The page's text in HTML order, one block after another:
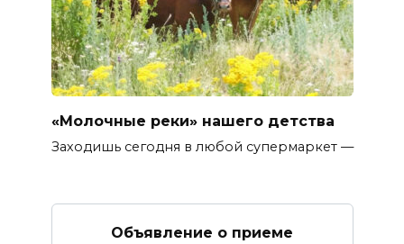
«Молочные реки» нашего детства
Заходишь сегодня в любой супермаркет —
Объявление о приеме